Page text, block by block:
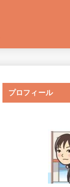
プロフィール